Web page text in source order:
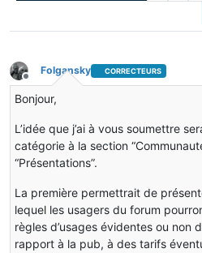
Hors-ligne
Folgansky CORRECTEURS
Bonjour,
L’idée que j’ai à vous soumettre
catégorie à la section
“Présentations”.
La première permettrait de
lequel les usagers du forum
règles d’usages évidentes ou non
rapport à la pub, à des tarifs